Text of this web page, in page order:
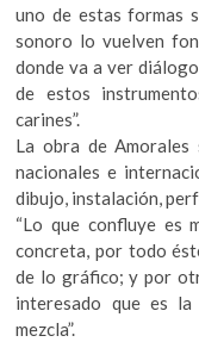
uno de estas formas
sonoro lo vuelven
donde va a ver
de estos
carines”.
La obra de Amorales
nacionales e
dibujo, instalación,
“Lo que confluye es
concreta, por todo
de lo gráfico; y por
interesado que es la
mezcla”.